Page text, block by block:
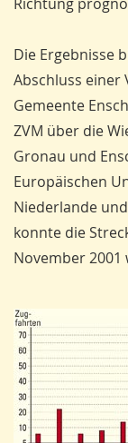
Die Ergebnisse
Abschluss einer
Gemeente
ZVM über die
Gronau und
Europäischen
Niederlande
konnte die
November